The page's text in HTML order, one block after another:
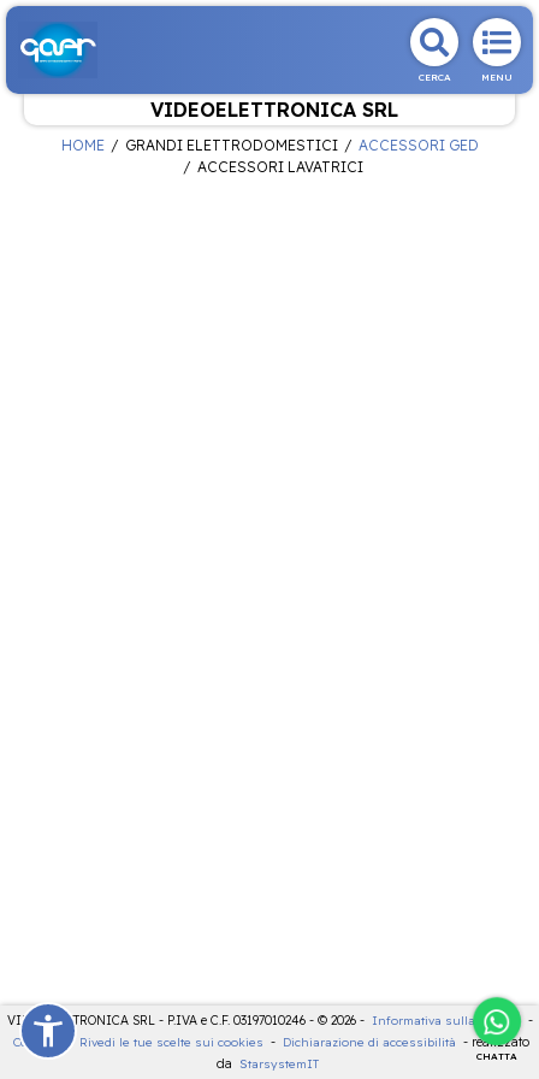
CERCA MENU
VIDEOELETTRONICA SRL
CHATTA
HOME GRANDI ELETTRODOMESTICI
ACCESSORI GED
ACCESSORI LAVATRICI
VIDEOELETTRONICA SRL - P.IVA e C.F. 03197010246 - © 2026 - Informativa sulla privacy -
Cookies
- Rivedi le tue scelte sui cookies - Dichiarazione di accessibilità - realizzato
da
StarsystemIT